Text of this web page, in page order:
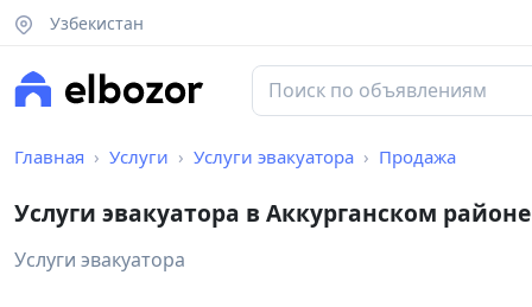
Узбекистан
Главная Услуги Услуги эвакуатора Продажа
Услуги эвакуатора в Аккурганском районе
Услуги эвакуатора